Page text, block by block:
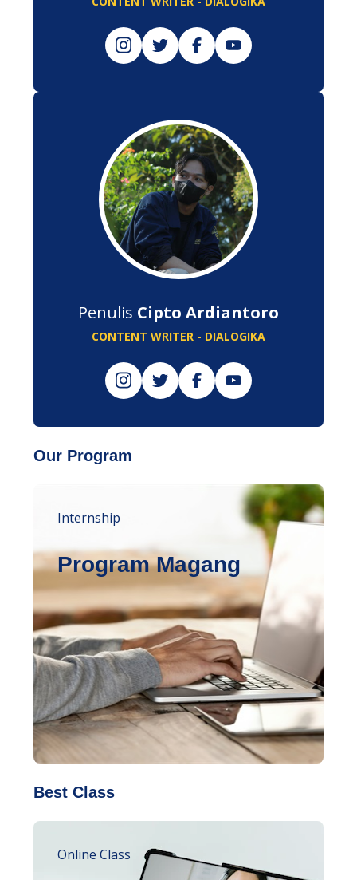
Penulis Cipto Ardiantoro
CONTENT WRITER - DIALOGIKA
Our Program
Internship
Program Magang
Best Class
Online Class